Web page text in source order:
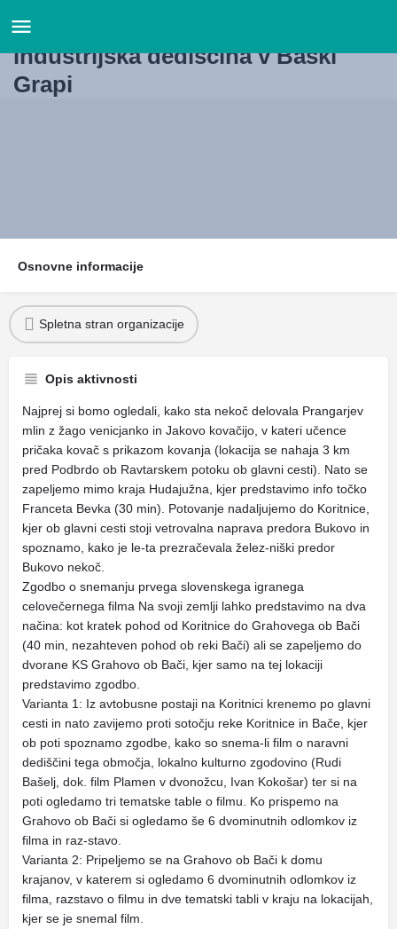
Tehnična, kulturna, filmska ter
industrijska dediščina v Baški
Grapi
Osnovne informacije
Spletna stran organizacije
Opis aktivnosti
Najprej si bomo ogledali, kako sta nekoč delovala Prangarjev
mlin z žago venicjanko in Jakovo kovačijo, v kateri učence
pričaka kovač s prikazom kovanja (lokacija se nahaja 3 km
pred Podbrdo ob Ravtarskem potoku ob glavni cesti). Nato se
zapeljemo mimo kraja Hudajužna, kjer predstavimo info točko
Franceta Bevka (30 min). Potovanje nadaljujemo do Koritnice,
kjer ob glavni cesti stoji vetrovalna naprava predora Bukovo in
spoznamo, kako je le-ta prezračevala želez-niški predor
Bukovo nekoč.
Zgodbo o snemanju prvega slovenskega igranega
celovečernega filma Na svoji zemlji lahko predstavimo na dva
načina: kot kratek pohod od Koritnice do Grahovega ob Bači
(40 min, nezahteven pohod ob reki Bači) ali se zapeljemo do
dvorane KS Grahovo ob Bači, kjer samo na tej lokaciji
predstavimo zgodbo.
Varianta 1: Iz avtobusne postaji na Koritnici krenemo po glavni
cesti in nato zavijemo proti sotočju reke Koritnice in Bače, kjer
ob poti spoznamo zgodbe, kako so snema-li film o naravni
dediščini tega območja, lokalno kulturno zgodovino (Rudi
Bašelj, dok. film Plamen v dvonožcu, Ivan Kokošar) ter si na
poti ogledamo tri tematske table o filmu. Ko prispemo na
Grahovo ob Bači si ogledamo še 6 dvominutnih odlomkov iz
filma in raz-stavo.
Varianta 2: Pripeljemo se na Grahovo ob Bači k domu
krajanov, v katerem si ogledamo 6 dvominutnih odlomkov iz
filma, razstavo o filmu in dve tematski tabli v kraju na lokacijah,
kjer se je snemal film.